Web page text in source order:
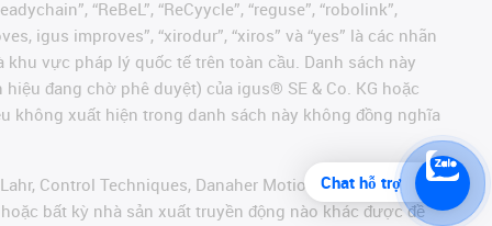
“ReBeL”, “ReCyycle”, “reguse”, “robolink”,
igus improves”, “xirodur”, “xiros” và “yes” là các nhãn
vực pháp lý quốc tế trên toàn cầu. Danh sách này
đang chờ phê duyệt) của igus® SE & Co. KG hoặc
không xuất hiện trong danh sách này không đồng nghĩa
Control Techniques, Danaher Motion, ELAU, FAGOR,
hoặc bất kỳ nhà sản xuất truyền động nào khác được đề
Chat hỗ trợ